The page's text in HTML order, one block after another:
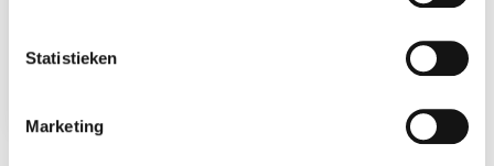
Statistieken
Marketing
favoriete kazen met onze